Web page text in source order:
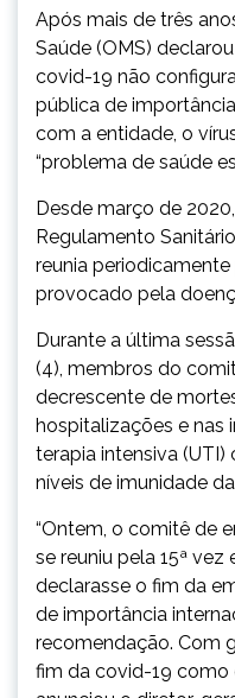
Após mais de três
Saúde (OMS)
covid-19 não
pública de
com a entidade, o
“problema de saúde
Desde março de
Regulamento
reunia
provocado pela
Durante a última
(4), membros do
decrescente de
hospitalizações e nas
terapia intensiva (UTI)
níveis de imunidade
“Ontem, o comitê de
se reuniu pela 15ª
declarasse o fim da
de importância
recomendação. Com
fim da covid-19 como